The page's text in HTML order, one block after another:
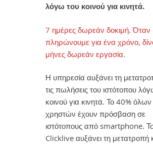
λόγω του κοινού για κινητά.
7 ημέρες δωρεάν δοκιμή. Όταν
πληρώνουμε για ένα χρόνο,
μήνες δωρεάν εργασία.
Η υπηρεσία αυξάνει τη
τις πωλήσεις του ιστότοπου
κοινού για κινητά. Το 40%
χρηστών έχουν πρόσβαση σε
ιστότοπους από smartphone.
Clicklive αυξάνει τη μετατροπή